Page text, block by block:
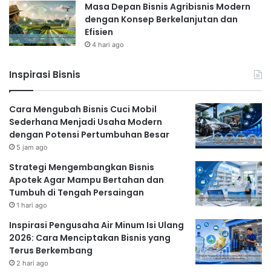
Masa Depan Bisnis Agribisnis Modern
dengan Konsep Berkelanjutan dan
Efisien
4 hari ago
Inspirasi Bisnis
Cara Mengubah Bisnis Cuci Mobil
Sederhana Menjadi Usaha Modern
dengan Potensi Pertumbuhan Besar
5 jam ago
Strategi Mengembangkan Bisnis
Apotek Agar Mampu Bertahan dan
Tumbuh di Tengah Persaingan
1 hari ago
Inspirasi Pengusaha Air Minum Isi Ulang
2026: Cara Menciptakan Bisnis yang
Terus Berkembang
2 hari ago